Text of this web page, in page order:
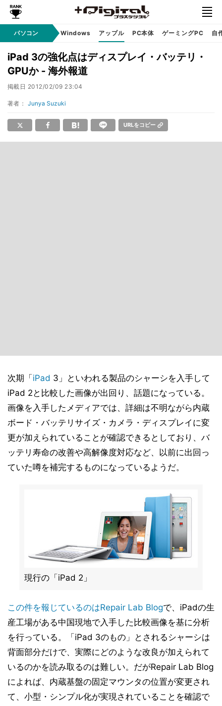
パソコン Windows アップル PC本体 ゲーミングPC 自
iPad 3の強化点はディスプレイ・バッテリ・
GPUか - 海外報道
掲載日 2012/02/09 23:04
著者： Junya Suzuki
URLをコピー
次期「 iPad 3」といわれる製品のシャーシを入手して
iPad 2と比較した画像が出回り、話題になっている。
画像を入手したメディアでは、詳細は不明ながら内蔵
ボード・バッテリサイズ・カメラ・ディスプレイに変
更が加えられていることが確認できるとしており、バ
ッテリ寿命の改善や高解像度対応など、以前に出回っ
ていた噂を補完するものになっているようだ。
現行の「iPad 2」
この件を報じているのはRepair Lab Blogで、iPadの生
産工場がある中国現地で入手した比較画像を基に分析
を行っている。「iPad 3のもの」とされるシャーシは
背面部分だけで、実際にどのような改良が加えられて
いるのかを読み取るのは難しい。だがRepair Lab Blog
によれば、内蔵基盤の固定マウンタの位置が変更され
て、小型・シンプル化が実現されていることを確認で